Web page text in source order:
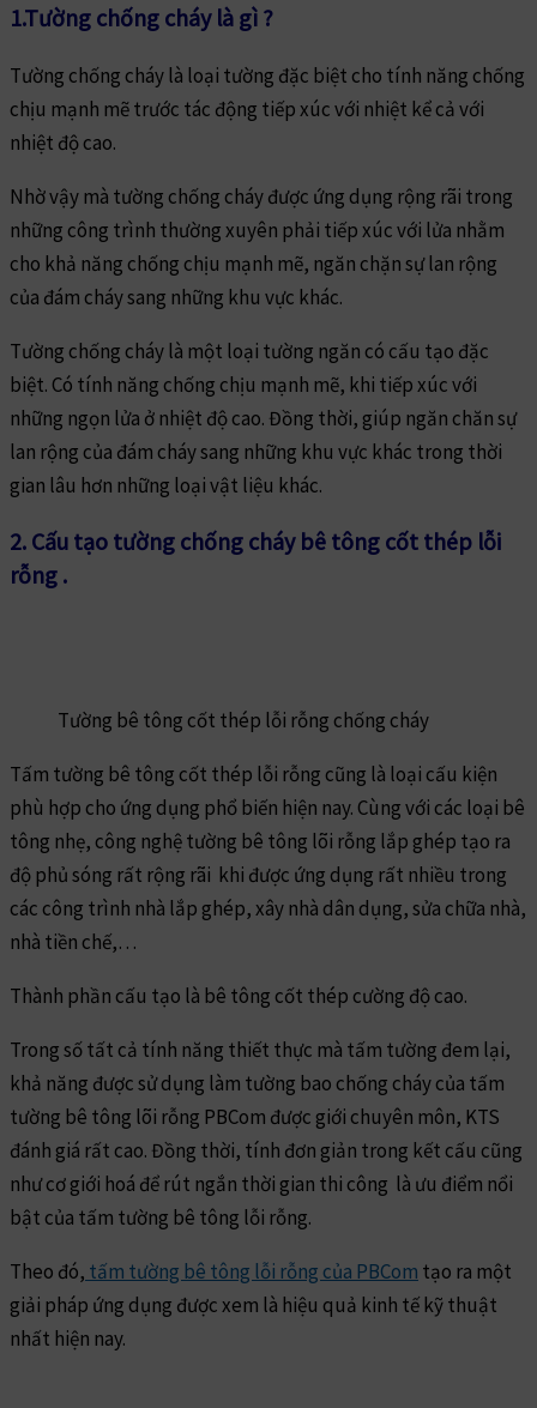
1.Tường chống cháy là gì ?
Tường chống cháy là loại tường đặc biệt cho tính năng chống
chịu mạnh mẽ trước tác động tiếp xúc với nhiệt kể cả với
nhiệt độ cao.
Nhờ vậy mà tường chống cháy được ứng dụng rộng rãi trong
những công trình thường xuyên phải tiếp xúc với lửa nhằm
cho khả năng chống chịu mạnh mẽ, ngăn chặn sự lan rộng
của đám cháy sang những khu vực khác.
Tường chống cháy là một loại tường ngăn có cấu tạo đặc
biệt. Có tính năng chống chịu mạnh mẽ, khi tiếp xúc với
những ngọn lửa ở nhiệt độ cao. Đồng thời, giúp ngăn chăn sự
lan rộng của đám cháy sang những khu vực khác trong thời
gian lâu hơn những loại vật liệu khác.
2. Cấu tạo tường chống cháy bê tông cốt thép lỗi
rỗng .
Tường bê tông cốt thép lỗi rỗng chống cháy
Tấm tường bê tông cốt thép lỗi rỗng cũng là loại cấu kiện
phù hợp cho ứng dụng phổ biến hiện nay. Cùng với các loại bê
tông nhẹ, công nghệ tường bê tông lõi rỗng lắp ghép tạo ra
độ phủ sóng rất rộng rãi khi được ứng dụng rất nhiều trong
các công trình nhà lắp ghép, xây nhà dân dụng, sửa chữa nhà,
nhà tiền chế,…
Thành phần cấu tạo là bê tông cốt thép cường độ cao.
Trong số tất cả tính năng thiết thực mà tấm tường đem lại,
khả năng được sử dụng làm tường bao chống cháy của tấm
tường bê tông lõi rỗng PBCom được giới chuyên môn, KTS
đánh giá rất cao. Đồng thời, tính đơn giản trong kết cấu cũng
như cơ giới hoá để rút ngắn thời gian thi công là ưu điểm nổi
bật của tấm tường bê tông lỗi rỗng.
Theo đó, tấm tường bê tông lỗi rỗng của PBCom tạo ra một
giải pháp ứng dụng được xem là hiệu quả kinh tế kỹ thuật
nhất hiện nay.